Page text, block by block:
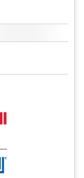
une attribution sous CC